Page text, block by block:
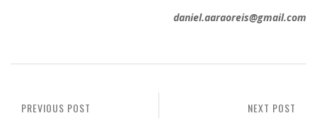
daniel.aaraoreis@gmail.com
NEXT POST
PREVIOUS POST